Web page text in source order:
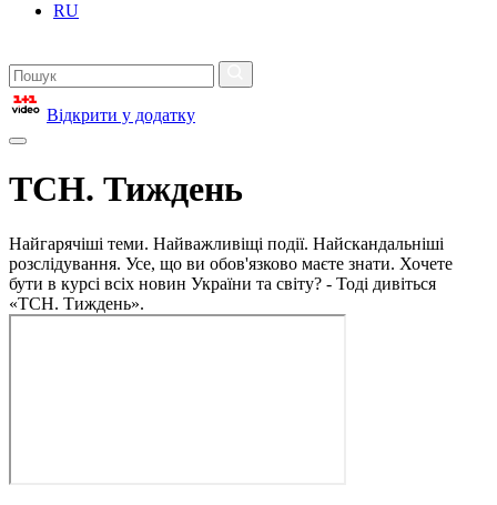
RU
Відкрити у додатку
ТСН. Тиждень
Найгарячіші теми. Найважливіщі події. Найскандальніші
розслідування. Усе, що ви обов'язково маєте знати. Хочете
бути в курсі всіх новин України та світу? - Тоді дивіться
«ТСН. Тиждень».